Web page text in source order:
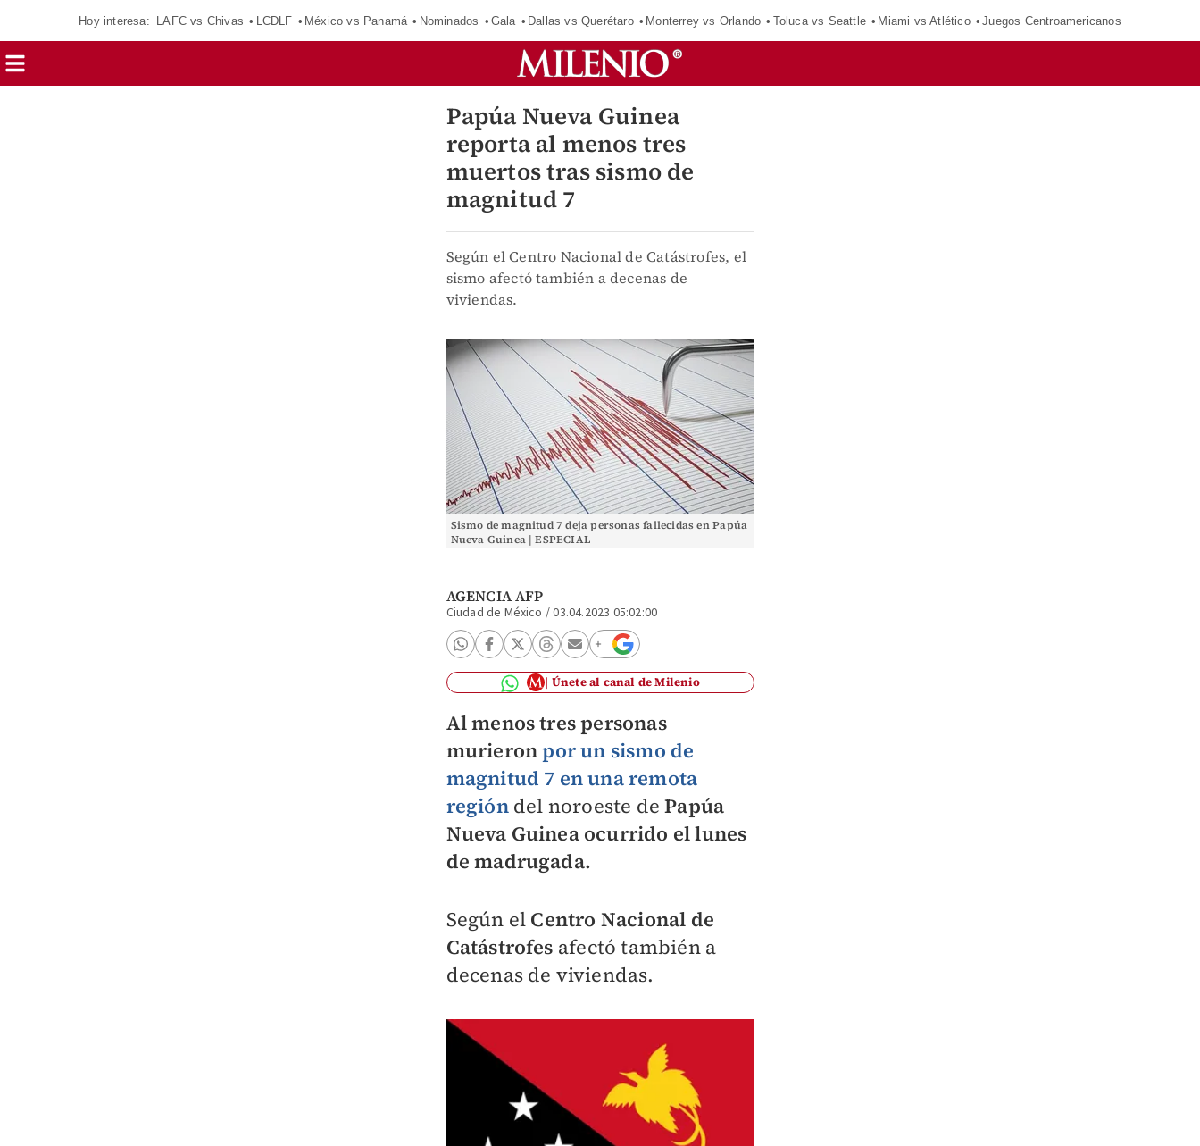
Hoy interesa: LAFC vs Chivas LCDLF México vs Panamá Nominados Gala Dallas vs Querétaro Monterrey vs Orlando Toluca vs Seattle Miami vs Atlético Juegos Centroamericanos
Papúa Nueva Guinea
reporta al menos tres
muertos tras sismo de
magnitud 7
Según el Centro Nacional de Catástrofes, el
sismo afectó también a decenas de
viviendas.
Sismo de magnitud 7 deja personas fallecidas en Papúa
Nueva Guinea | ESPECIAL
AGENCIA AFP
Ciudad de México /03.04.2023 05:02:00
Únete al canal de Milenio
Al menos tres personas
murieronpor un sismo de
magnitud 7 en una remota
regióndel noroeste dePapúa
Nueva Guinea ocurrido el lunes
de madrugada.
Según el Centro Nacional de
Catástrofes afectó también a
decenas de viviendas.